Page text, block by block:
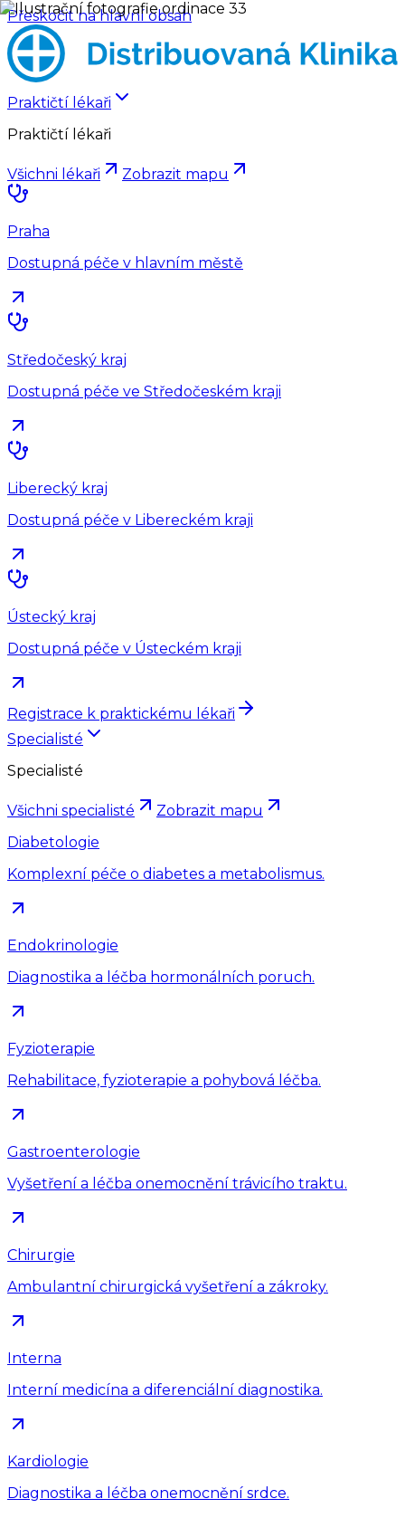
Přeskočit na hlavní obsah
Praktičtí lékaři
Praktičtí lékaři
Všichni lékaři Zobrazit mapu
Praha
Dostupná péče v hlavním městě
Středočeský kraj
Dostupná péče ve Středočeském kraji
Liberecký kraj
Dostupná péče v Libereckém kraji
Ústecký kraj
Dostupná péče v Ústeckém kraji
Registrace k praktickému lékaři
Specialisté
Specialisté
Všichni specialisté
Zobrazit mapu
Diabetologie
Komplexní péče o diabetes a metabolismus.
Endokrinologie
Diagnostika a léčba hormonálních poruch.
Fyzioterapie
Rehabilitace, fyzioterapie a pohybová léčba.
Gastroenterologie
Vyšetření a léčba onemocnění trávicího traktu.
Chirurgie
Ambulantní chirurgická vyšetření a zákroky.
Interna
Interní medicína a diferenciální diagnostika.
Kardiologie
Diagnostika a léčba onemocnění srdce.